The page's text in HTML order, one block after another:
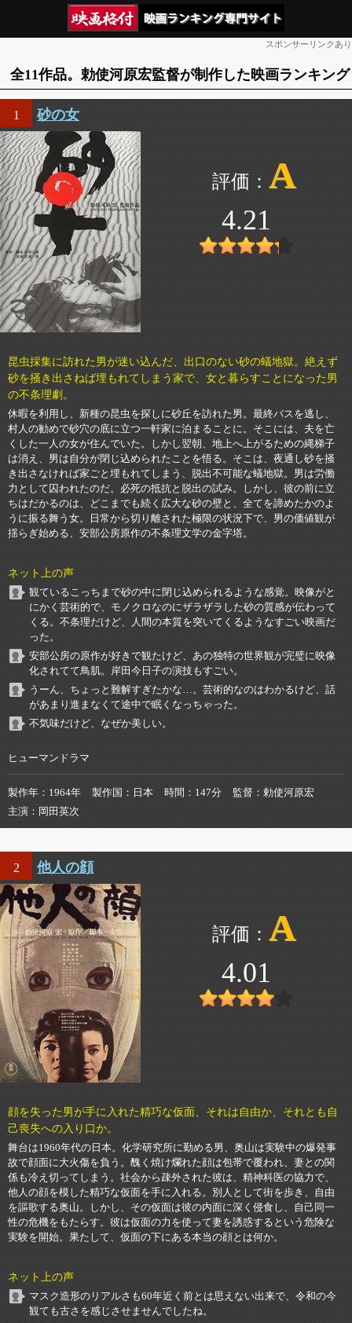
スポンサーリンクあり
全11作品。勅使河原宏監督が制作した映画ランキング
1 砂の女
A
4.21
昆虫採集に訪れた男が迷い込んだ、出口のない砂の蟻地獄。絶えず
砂を掻き出さねば埋もれてしまう家で、女と暮らすことになった男
の不条理劇。
休暇を利用し、新種の昆虫を探しに砂丘を訪れた男。最終バスを逃し、
村人の勧めで砂穴の底に立つ一軒家に泊まることに。そこには、夫を亡
くした一人の女が住んでいた。しかし翌朝、地上へ上がるための縄梯子
は消え、男は自分が閉じ込められたことを悟る。そこは、夜通し砂を掻
き出さなければ家ごと埋もれてしまう、脱出不可能な蟻地獄。男は労働
力として囚われたのだ。必死の抵抗と脱出の試み。しかし、彼の前に立
ちはだかるのは、どこまでも続く広大な砂の壁と、全てを諦めたかのよ
うに振る舞う女。日常から切り離された極限の状況下で、男の価値観が
揺らぎ始める、安部公房原作の不条理文学の金字塔。
ネット上の声
観ているこっちまで砂の中に閉じ込められるような感覚。映像がと
にかく芸術的で、モノクロなのにザラザラした砂の質感が伝わって
くる。不条理だけど、人間の本質を突いてくるようなすごい映画だ
った。
安部公房の原作が好きで観たけど、あの独特の世界観が完璧に映像
化されてて鳥肌。岸田今日子の演技もすごい。
うーん、ちょっと難解すぎたかな…。芸術的なのはわかるけど、話
があまり進まなくて途中で眠くなっちゃった。
不気味だけど、なぜか美しい。
ヒューマンドラマ
製作年 1964年 製作国 日本 時間 147分 監督
勅使河原宏
主演
岡田英次
2 他人の顔
A
4.01
顔を失った男が手に入れた精巧な仮面、それは自由か、それとも自
己喪失への入り口か。
舞台は1960年代の日本。化学研究所に勤める男、奥山は実験中の爆発事
故で顔面に大火傷を負う。醜く焼け爛れた顔は包帯で覆われ、妻との関
係も冷え切ってしまう。社会から疎外された彼は、精神科医の協力で、
他人の顔を模した精巧な仮面を手に入れる。別人として街を歩き、自由
を謳歌する奥山。しかし、その仮面は彼の内面に深く侵食し、自己同一
性の危機をもたらす。彼は仮面の力を使って妻を誘惑するという危険な
実験を開始。果たして、仮面の下にある本当の顔とは何か。
ネット上の声
マスク造形のリアルさも60年近く前とは思えない出来で、令和の今
観ても古さを感じさせませんでしたね。